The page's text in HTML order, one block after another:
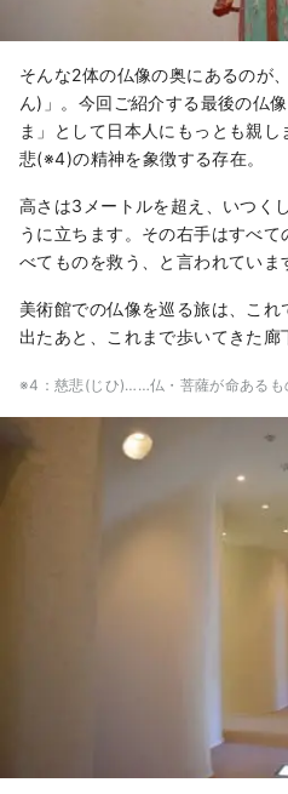
そんな2体の仏像の奥にあるのが
ん)」。今回ご紹介する最後の仏
ま」として日本人にもっとも親
悲(※4)の精神を象徴する存在。
高さは3メートルを超え、いつく
うに立ちます。その右手はすべ
べてものを救う、と言われていま
美術館での仏像を巡る旅は、こ
出たあと、これまで歩いてきた廊
※4：慈悲(じひ)……仏・菩薩が命あるも